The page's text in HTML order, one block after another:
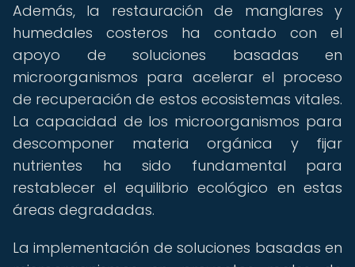
Además, la restauración de manglares y
humedales costeros ha contado con el
apoyo de soluciones basadas en
microorganismos para acelerar el proceso
de recuperación de estos ecosistemas vitales.
La capacidad de los microorganismos para
descomponer materia orgánica y fijar
nutrientes ha sido fundamental para
restablecer el equilibrio ecológico en estas
áreas degradadas.
La implementación de soluciones basadas en